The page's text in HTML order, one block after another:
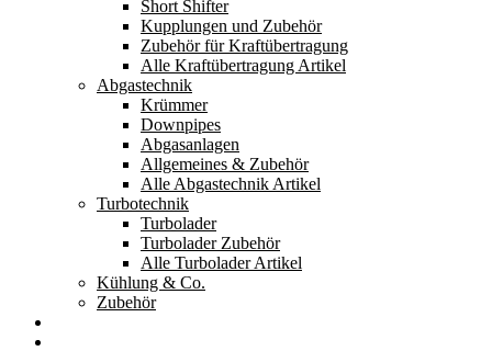
Short Shifter
Kupplungen und Zubehör
Zubehör für Kraftübertragung
Alle Kraftübertragung Artikel
Abgastechnik
Krümmer
Downpipes
Abgasanlagen
Allgemeines & Zubehör
Alle Abgastechnik Artikel
Turbotechnik
Turbolader
Turbolader Zubehör
Alle Turbolader Artikel
Kühlung & Co.
Zubehör